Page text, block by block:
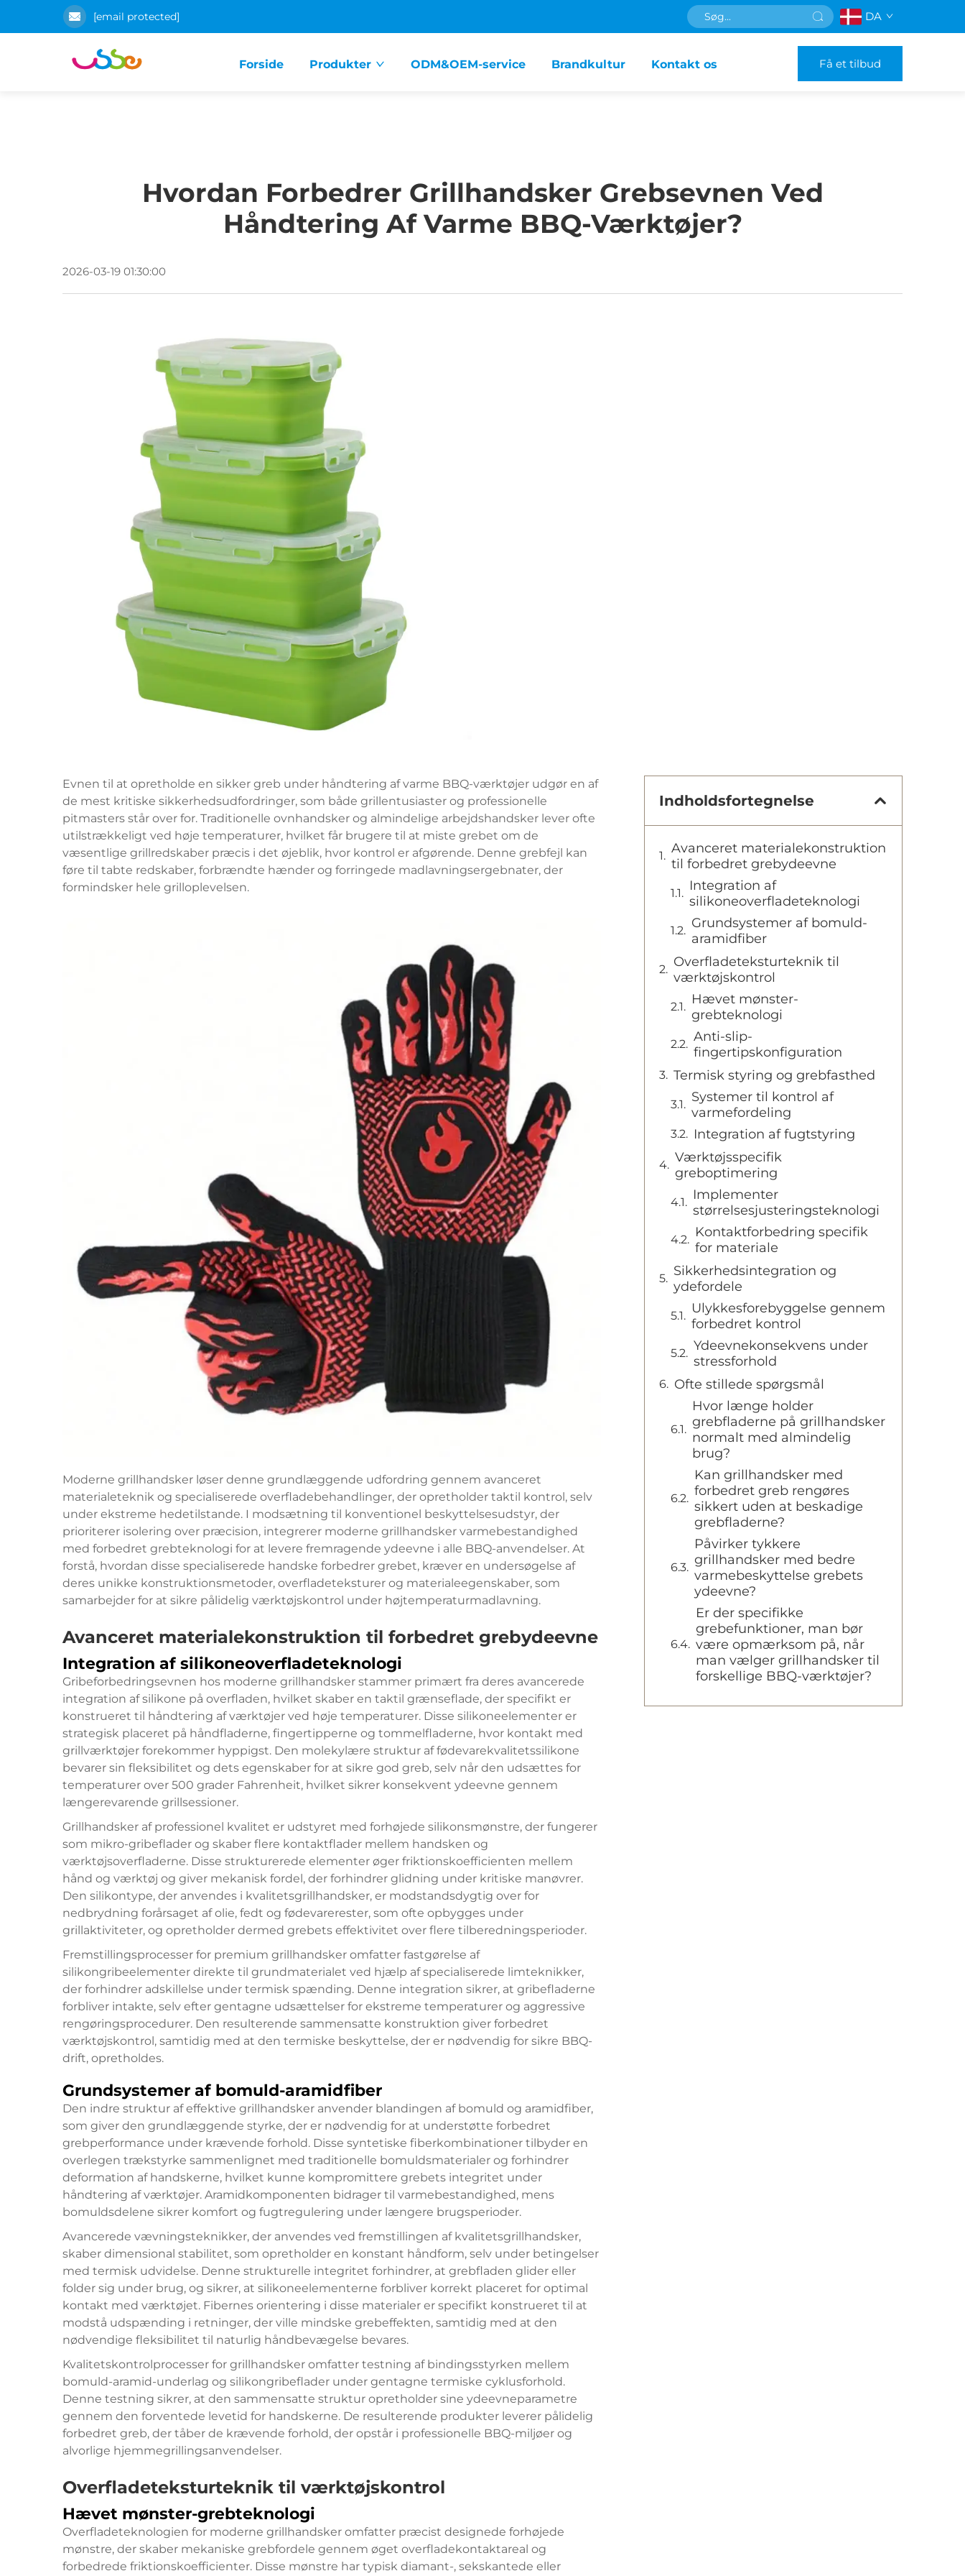
[email protected] DA
Forside Produkter ODM&OEM-service Brandkultur Kontakt os Få et tilbud
Hvordan Forbedrer Grillhandsker Grebsevnen Ved
Håndtering Af Varme BBQ-Værktøjer?
2026-03-19 01:30:00
Evnen til at opretholde en sikker greb under håndtering af varme BBQ-værktøjer udgør en af
de mest kritiske sikkerhedsudfordringer, som både grillentusiaster og professionelle
pitmasters står over for. Traditionelle ovnhandsker og almindelige arbejdshandsker lever ofte
utilstrækkeligt ved høje temperaturer, hvilket får brugere til at miste grebet om de
væsentlige grillredskaber præcis i det øjeblik, hvor kontrol er afgørende. Denne grebfejl kan
føre til tabte redskaber, forbrændte hænder og forringede madlavningsergebnater, der
formindsker hele grilloplevelsen.
Moderne grillhandsker løser denne grundlæggende udfordring gennem avanceret
materialeteknik og specialiserede overfladebehandlinger, der opretholder taktil kontrol, selv
under ekstreme hedetilstande. I modsætning til konventionel beskyttelsesudstyr, der
prioriterer isolering over præcision, integrerer moderne grillhandsker varmebestandighed
med forbedret grebteknologi for at levere fremragende ydeevne i alle BBQ-anvendelser. At
forstå, hvordan disse specialiserede handske forbedrer grebet, kræver en undersøgelse af
deres unikke konstruktionsmetoder, overfladeteksturer og materialeegenskaber, som
samarbejder for at sikre pålidelig værktøjskontrol under højtemperaturmadlavning.
Avanceret materialekonstruktion til forbedret grebydeevne
Integration af silikoneoverfladeteknologi
Gribeforbedringsevnen hos moderne grillhandsker stammer primært fra deres avancerede
integration af silikone på overfladen, hvilket skaber en taktil grænseflade, der specifikt er
konstrueret til håndtering af værktøjer ved høje temperaturer. Disse silikoneelementer er
strategisk placeret på håndfladerne, fingertipperne og tommelfladerne, hvor kontakt med
grillværktøjer forekommer hyppigst. Den molekylære struktur af fødevarekvalitetssilikone
bevarer sin fleksibilitet og dets egenskaber for at sikre god greb, selv når den udsættes for
temperaturer over 500 grader Fahrenheit, hvilket sikrer konsekvent ydeevne gennem
længerevarende grillsessioner.
Grillhandsker af professionel kvalitet er udstyret med forhøjede silikonsmønstre, der fungerer
som mikro-gribeflader og skaber flere kontaktflader mellem handsken og
værktøjsoverfladerne. Disse strukturerede elementer øger friktionskoefficienten mellem
hånd og værktøj og giver mekanisk fordel, der forhindrer glidning under kritiske manøvrer.
Den silikontype, der anvendes i kvalitetsgrillhandsker, er modstandsdygtig over for
nedbrydning forårsaget af olie, fedt og fødevarerester, som ofte opbygges under
grillaktiviteter, og opretholder dermed grebets effektivitet over flere tilberedningsperioder.
Fremstillingsprocesser for premium grillhandsker omfatter fastgørelse af
silikongribeelementer direkte til grundmaterialet ved hjælp af specialiserede limteknikker,
der forhindrer adskillelse under termisk spænding. Denne integration sikrer, at gribefladerne
forbliver intakte, selv efter gentagne udsættelser for ekstreme temperaturer og aggressive
rengøringsprocedurer. Den resulterende sammensatte konstruktion giver forbedret
værktøjskontrol, samtidig med at den termiske beskyttelse, der er nødvendig for sikre BBQ-
drift, opretholdes.
Grundsystemer af bomuld-aramidfiber
Den indre struktur af effektive grillhandsker anvender blandingen af bomuld og aramidfiber,
som giver den grundlæggende styrke, der er nødvendig for at understøtte forbedret
grebperformance under krævende forhold. Disse syntetiske fiberkombinationer tilbyder en
overlegen trækstyrke sammenlignet med traditionelle bomuldsmaterialer og forhindrer
deformation af handskerne, hvilket kunne kompromittere grebets integritet under
håndtering af værktøjer. Aramidkomponenten bidrager til varmebestandighed, mens
bomuldsdelene sikrer komfort og fugtregulering under længere brugsperioder.
Avancerede vævningsteknikker, der anvendes ved fremstillingen af kvalitetsgrillhandsker,
skaber dimensional stabilitet, som opretholder en konstant håndform, selv under betingelser
med termisk udvidelse. Denne strukturelle integritet forhindrer, at grebfladen glider eller
folder sig under brug, og sikrer, at silikoneelementerne forbliver korrekt placeret for optimal
kontakt med værktøjet. Fibernes orientering i disse materialer er specifikt konstrueret til at
modstå udspænding i retninger, der ville mindske grebeffekten, samtidig med at den
nødvendige fleksibilitet til naturlig håndbevægelse bevares.
Kvalitetskontrolprocesser for grillhandsker omfatter testning af bindingsstyrken mellem
bomuld-aramid-underlag og silikongribeflader under gentagne termiske cyklusforhold.
Denne testning sikrer, at den sammensatte struktur opretholder sine ydeevneparametre
gennem den forventede levetid for handskerne. De resulterende produkter leverer pålidelig
forbedret greb, der tåber de krævende forhold, der opstår i professionelle BBQ-miljøer og
alvorlige hjemmegrillingsanvendelser.
Overfladeteksturteknik til værktøjskontrol
Hævet mønster-grebteknologi
Overfladeteknologien for moderne grillhandsker omfatter præcist designede forhøjede
mønstre, der skaber mekaniske grebfordele gennem øget overfladekontaktareal og
forbedrede friktionskoefficienter. Disse mønstre har typisk diamant-, sekskantede eller
Indholdsfortegnelse
Avanceret materialekonstruktion
til forbedret grebydeevne
Integration af
silikoneoverfladeteknologi
Grundsystemer af bomuld-
aramidfiber
Overfladeteksturteknik til
værktøjskontrol
Hævet mønster-
grebteknologi
Anti-slip-
fingertipskonfiguration
Termisk styring og grebfasthed
Systemer til kontrol af
varmefordeling
Integration af fugtstyring
Værktøjsspecifik
greboptimering
Implementer
størrelsesjusteringsteknologi
Kontaktforbedring specifik
for materiale
Sikkerhedsintegration og
ydefordele
Ulykkesforebyggelse gennem
forbedret kontrol
Ydeevnekonsekvens under
stressforhold
Ofte stillede spørgsmål
Hvor længe holder
grebfladerne på grillhandsker
normalt med almindelig
brug?
Kan grillhandsker med
forbedret greb rengøres
sikkert uden at beskadige
grebfladerne?
Påvirker tykkere
grillhandsker med bedre
varmebeskyttelse grebets
ydeevne?
Er der specifikke
grebefunktioner, man bør
være opmærksom på, når
man vælger grillhandsker til
forskellige BBQ-værktøjer?